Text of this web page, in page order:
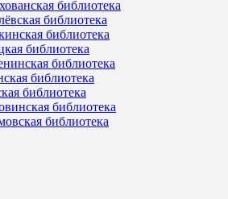
библиотека
библиотека
библиотека
библиотека
библиотека
библиотека
библиотека
библиотека
библиотека